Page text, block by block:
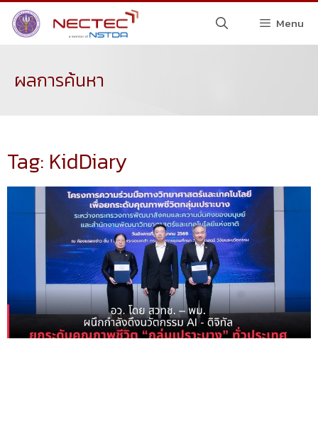
Menu
ผลการค้นหา
Tag: KidDiary